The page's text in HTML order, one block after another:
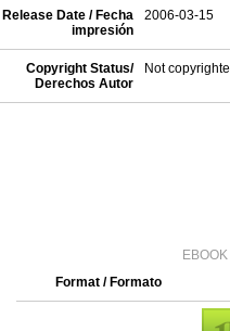
Release Date / Fecha
impresión
2006-03-15
Copyright Status/
Derechos Autor
Not
Format / Formato